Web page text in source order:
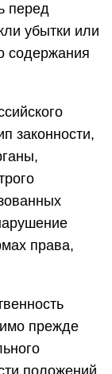
перед
убытки или
содержания
законности,
права,
прежде
положений